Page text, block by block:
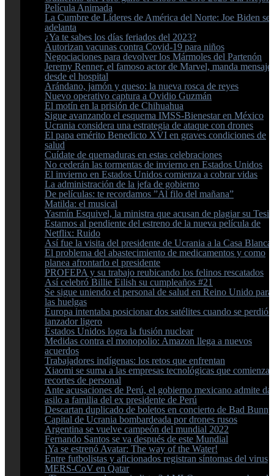
Película Animada
La Cumbre de Líderes de América del Norte: Joe Biden se
adelanta
¿Ya te sabes los días feriados del 2023?
Autorizan vacunas contra Covid-19 para niños
Negociaciones para devolver los Mármoles del Partenón
Jeremy Renner, el famoso actor de Marvel, manda mensaje
desde el hospital
Arándano, jamón y queso: la nueva rosca de reyes
Nuevo operativo captura a Ovidio Guzmán
El motín en la prisión de Chihuahua
Sigue avanzando el esquema IMSS-Bienestar en México
Ucrania considera una estrategia de ataque con drones
El papa emérito Benedicto XVI en graves condiciones de
salud
Cuídate de quemaduras en estas celebraciones
No cederán las tormentas de invierno en Estados Unidos
El invierno en Estados Unidos comienza a cobrar vidas
La administración de la jefa de gobierno
De películas: te recordamos ”Al filo del mañana”
Matilda: el musical
Yasmín Esquivel, la ministra que acusan de plagiar su Tesis
Estamos al pendiente del estreno de la nueva película de
Netflix: Ruido
Así fue la visita del presidente de Ucrania a la Casa Blanca
El problema del abastecimiento de medicamentos y como
planea afrontarlo el presidente
PROFEPA y su trabajo reubicando los felinos rescatados
Así celebró Billie Eilish su cumpleaños #21
Se sigue uniendo el personal de salud en Reino Unido para
las huelgas
Europa intentaba posicionar dos satélites cuando se perdió
lanzador ligero
Estados Unidos logra la fusión nuclear
Medidas contra el monopolio: Amazon llega a nuevos
acuerdos
Trabajadores indígenas: los retos que enfrentan
Xiaomi se suma a las empresas tecnológicas que comienzan
recortes de personal
Ante acusaciones de Perú, el gobierno mexicano admite dar
asilo a familia del ex presidente de Perú
Descartan duplicado de boletos en concierto de Bad Bunny
Capital de Ucrania bombardeada por drones rusos
Argentina se vuelve campeón del mundial 2022
Fernando Santos se va después de este Mundial
¡Ya se estrenó Avatar: The way of the Water!
Entre futbolistas y aficionados registran síntomas del virus
MERS-CoV en Qatar